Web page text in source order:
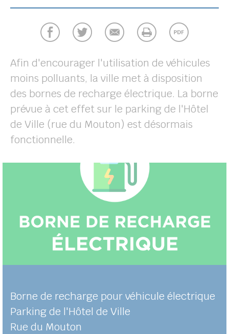
Afin d'encourager l'utilisation de véhicules
moins polluants, la ville met à disposition
des bornes de recharge électrique. La borne
prévue à cet effet sur le parking de l'Hôtel
de Ville (rue du Mouton) est désormais
fonctionnelle.
Borne de recharge pour véhicule électrique
Parking de l'Hôtel de Ville
Rue du Mouton